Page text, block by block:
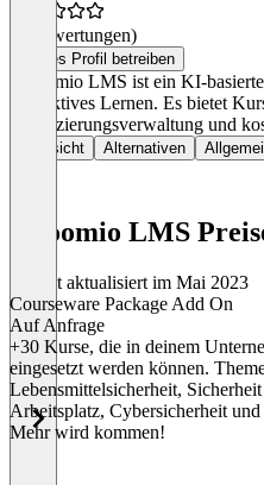
(0 Bewertungen)
Dieses Profil betreiben
Edloomio LMS ist ein KI-
interaktives Lernen. Es bietet
Zertifizierungsverwaltung und
Übersicht Alternativen
edloomio LMS
Zuletzt aktualisiert im Mai 2023
Courseware Package Add On
Auf Anfrage
+30 Kurse, die in deinem
eingesetzt werden können.
Lebensmittelsicherheit,
Arbeitsplatz, Cybersicherheit
Mehr wird kommen!